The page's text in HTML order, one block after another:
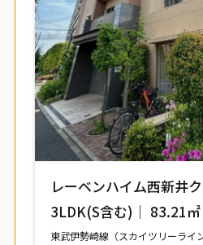
レーベンハイム西新井
3LDK(S含む)｜ 83.21㎡
東武伊勢崎線（スカイツリーライ